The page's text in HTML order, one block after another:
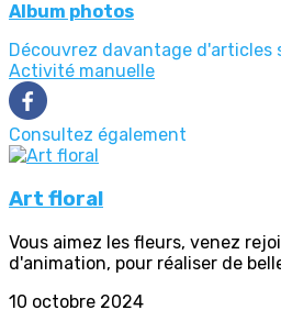
Album photos
Découvrez davantage d'articles
Activité manuelle
Consultez également
Art floral
Vous aimez les fleurs, venez
d'animation, pour réaliser de
10 octobre 2024